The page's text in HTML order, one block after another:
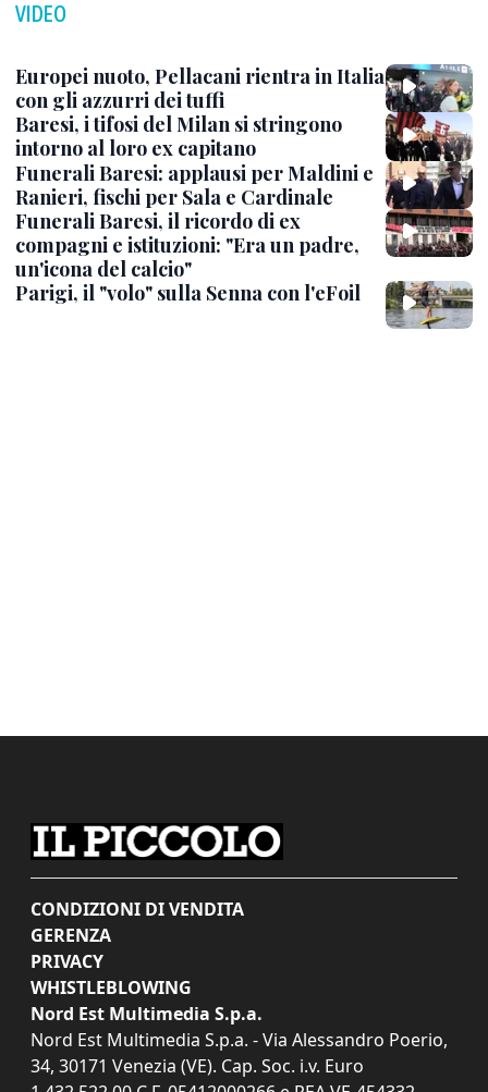
VIDEO
Europei nuoto, Pellacani rientra in Italia
con gli azzurri dei tuffi
Baresi, i tifosi del Milan si stringono
intorno al loro ex capitano
Funerali Baresi: applausi per Maldini e
Ranieri, fischi per Sala e Cardinale
Funerali Baresi, il ricordo di ex
compagni e istituzioni: "Era un padre,
un'icona del calcio"
Parigi, il "volo" sulla Senna con l'eFoil
CONDIZIONI DI VENDITA
GERENZA
PRIVACY
WHISTLEBLOWING
Nord Est Multimedia S.p.a.
Nord Est Multimedia S.p.a. - Via Alessandro Poerio,
34, 30171 Venezia (VE). Cap. Soc. i.v. Euro